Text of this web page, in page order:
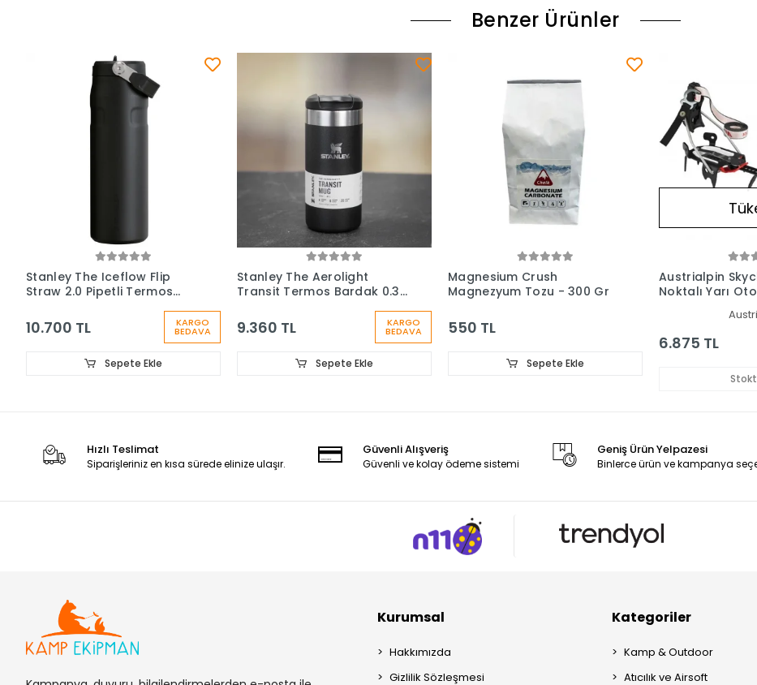
Benzer Ürünler
Stanley The Iceflow Flip
Straw 2.0 Pipetli Termos
10.700 TL KARGO
BEDAVA
Sepete Ekle
Stanley The Aerolight
Transit Termos Bardak 0.35
9.360 TL KARGO
BEDAVA
Sepete Ekle
Magnesium Crush
Magnezyum Tozu - 300 Gr
550 TL
Sepete Ekle
Austrialpin
Noktalı Yarı
6.875 TL
Hızlı Teslimat
Siparişleriniz en kısa sürede elinize ulaşır.
Güvenli Alışveriş
Güvenli ve kolay ödeme sistemi
Geniş Ürün Yelpazesi
Binlerce ürün ve kampanya
Kurumsal
Hakkımızda
Gizlilik Sözleşmesi
Kategoriler
Kamp & Outdoor
Atıcılık ve Airsoft